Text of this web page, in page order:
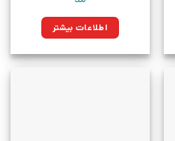
اطلاعات بیشتر